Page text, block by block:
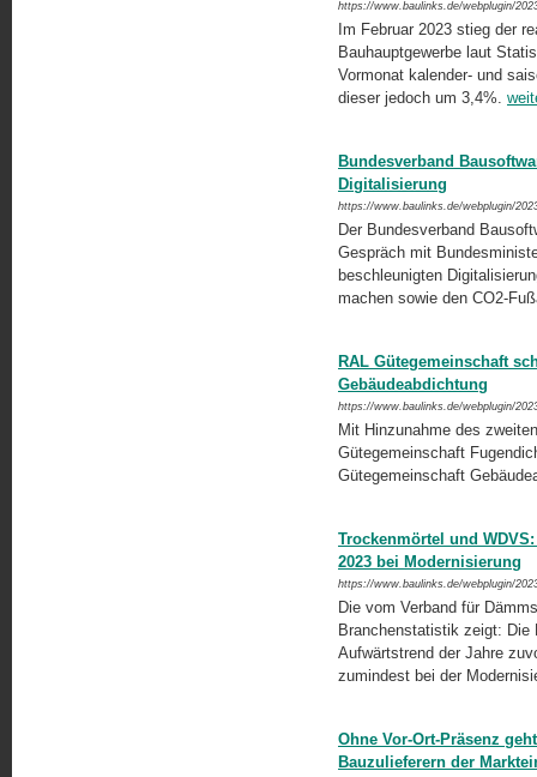
https://www.baulinks.de/webplugin/
Im Februar 2023 stieg der
Bauhauptgewerbe laut
Vormonat kalender- und
dieser jedoch um 3,4%.
Bundesverband
Digitalisierung
https://www.baulinks.de/webplugin/
Der Bundesverband
Gespräch mit
beschleunigten
machen sowie den CO2-
RAL Gütegemeinschaft
Gebäudeabdichtung
https://www.baulinks.de/webplugin/
Mit Hinzunahme des
Gütegemeinschaft
Gütegemeinschaft
Trockenmörtel und
2023 bei Modernisierung
https://www.baulinks.de/webplugin/
Die vom Verband für
Branchenstatistik zeigt: Die
Aufwärtstrend der Jahre
zumindest bei der
Ohne Vor-Ort-Präsenz
Bauzulieferern der